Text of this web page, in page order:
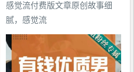
感觉流付费版文章原创故事细
腻，感觉流